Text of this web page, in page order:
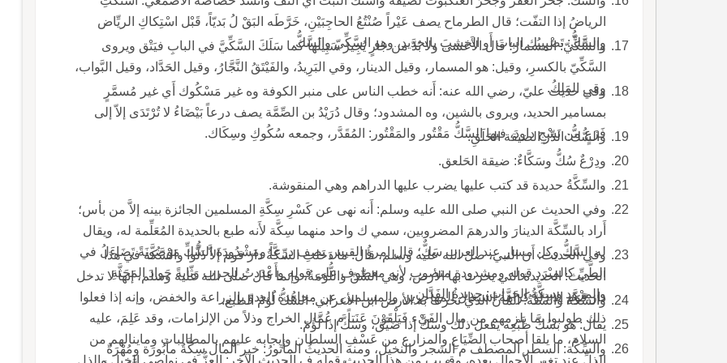
الرياضُ إذا التفّت؛ قال الطرماح يصف عَيْراً صُنْتُعُ الحاجِبَيْنِ، خَرَّطَه البَقْ لُ بَديّاً، قَبْل اسْتِكاكِ الريِّاض
والسَّكُّ: تَضْبِيبُك البابَ أَو الخشبَ بالحديد، وهو السَّكِّيّ والسَّكُّ.
والسَّكِّيّ: المسمارُ؛ قال الأَعشى ولا بُدَّ من جارٍ يُجِيرُ سَبِيلَها كما سَلَكَ السَّكِّيَّ في البابِ فيَتْق ويروى
السَّكِّيّ بالكسرِ، وقيل: هو المسمار، وقيل الدينار، وقي البَرِيدُ، والفَيْتَقُ النَّجَّارُ، وقيل الحَدَّاد، وقيل البَّواب،
وقي المَلِكُ.
وفي حديث عليّ، رضي الله عنه: أَنه خطب الناس على منبر الكوفة وه غير مَسْكُوك أَي غير مُسمَّرٍ
بمسامير الحديد، ويروى بالشين، وه المشدود؛ وقال دُرَيْدُ بن الصِّمَّة يصف درعاً بَيْضَاءُ لا تُرْتَدَى إلاّ إلى
فَزَعٍ من نَسْجِ داودَ، فيها السَّكُّ مَقْتُور والمَقْتُور: المُقَدَّر، وجمعه سُكُوكِ وسِكَاك.
والسُّكُّ: الدِّر الضيقة الحَلَقِ.
ودِرْعٌ سُكُّ وسَكَّاءٌ: ضيقة الحَلعق.
والسِّكَّةُ حديدة قد كتب عليها يضرب عليها الدراهم وهي المنقوشة.
وفي الحديث عن النبي صلى الله عليه وسلم: أَنه نهى عن كَسْرِ سِكَّةِ المسلمين الجائزة بينه إلاَّ من بأس؛
أَراد بالسِّكَّة الدينارَ والدرهمَ المضروبين، سمي ك واحد منهما سِكَّة لأَنه طبع بالحديدة المُعَلِّمة له، ويقال
له السَّكُّ وكل مسار عند العرب سَكٌّ؛ قال امرؤُ القيس يصف درعاً ومَشْدُودَةَ السَّكِّ مَوْضُونَةً تَضَاءَلُ في
الطَّيِّ كالمِبْرَد قوله ومشدودة منصوب لأنه معطوف على قوله وأَعْدَدتُ للحرب وَثّابةً جَوادَ المَحَثَّةِ
والمِرْوَد وسِكَّةُ الحَرَّاثِ: حديدةُ الفَدَّانِ.
وفي الحديث: أَن النبي، صل الله عليه وسلم، قال: ما دَخَلتِ السِّكَّةُ دارَ قوم إلاَّ ذَلُّوا والسَّكَّة في هذا
الحديث: الحديدة التي يحرث بها الأرض، وهي السِّنّ واللُّؤمَةُ، وإنما قال صلى الله عليه وسلم، إنها لا تدخل
دار قوم إلا ذلو كراهة اشتغال المهاجرين والمسلمين عن مجاهدة العدوّ بالزراعة والخفض، وإنه إذا فعلوا
ذلك طولبوا بما يلزمهم من مال الفَيْء فَيَلْقَوْنَ عَنَتاً م عُمَّال الخراج وذلاً من الإلزامات، وقد عَلِمَ، عليه
السلام، ما يلقا أصحاب الضِّيَاعِ والمزارع من عَسْفِ السلطان وإِيجابه عليهم بالمطالبات وماينالهم من
الذلِّ عند تغير الأحوال بعده، وقريب من هذا الحديث قوله ف الحديث الآخر: العِزُّ في نواصي الخيل والذل
والسِّكَّة والسِّنَّةُ: المَأنُ الذي تحرث به الأرض ابن الأعرابي: السُّكُّ لُؤمُ الطبع.
يقال: هو بسُكَّ طَبْعِه يفعل ذلك وسَكَّ إذا ضَيَّق، وسَكَّ إذا لَؤُمَ.
والسِّكَّة: السطر المصطف م الشجر والنخيل، ومنه الحديثُ المأثورُ: خير المال سِكَّةٌ مأبُورَة ومُهْرَةٌ